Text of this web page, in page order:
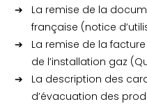
La remise de la
française (notice
La remise de la
de l’installation gaz
La description des
d’évacuation des